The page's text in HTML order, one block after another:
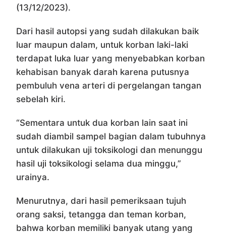
(13/12/2023).
Dari hasil autopsi yang sudah dilakukan baik
luar maupun dalam, untuk korban laki-laki
terdapat luka luar yang menyebabkan korban
kehabisan banyak darah karena putusnya
pembuluh vena arteri di pergelangan tangan
sebelah kiri.
“Sementara untuk dua korban lain saat ini
sudah diambil sampel bagian dalam tubuhnya
untuk dilakukan uji toksikologi dan menunggu
hasil uji toksikologi selama dua minggu,”
urainya.
Menurutnya, dari hasil pemeriksaan tujuh
orang saksi, tetangga dan teman korban,
bahwa korban memiliki banyak utang yang